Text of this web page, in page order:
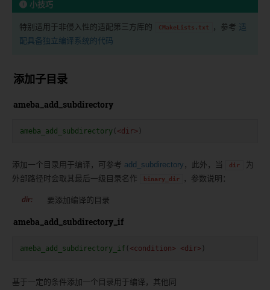
小技巧
特别适用于非侵入性的适配第三方库的 CMakeLists.txt ，参考 适
配具备独立编译系统的代码
添加子目录
ameba_add_subdirectory
ameba_add_subdirectory ( <dir> )
添加一个目录用于编译，可参考 add_subdirectory ，此外，当 dir
为
外部路径时会取其最后一级目录名作
binary_dir ，参数说明：
dir: 要添加编译的目录
ameba_add_subdirectory_if
ameba_add_subdirectory_if ( <condition> <dir> )
基于一定的条件添加一个目录用于编译，其他同